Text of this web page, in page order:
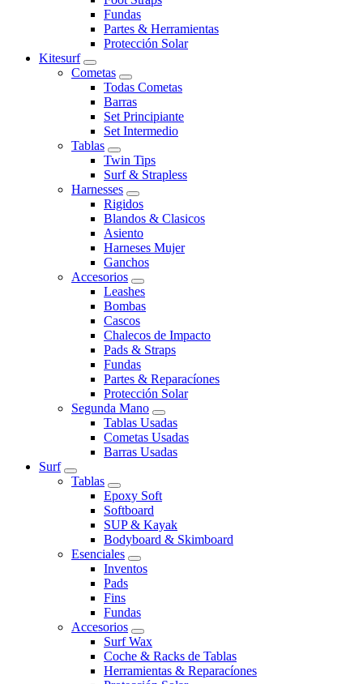
Fundas
Partes & Herramientas
Protección Solar
Kitesurf
Cometas
Todas Cometas
Barras
Set Principiante
Set Intermedio
Tablas
Twin Tips
Surf & Strapless
Harnesses
Rigidos
Blandos & Clasicos
Asiento
Harneses Mujer
Ganchos
Accesorios
Leashes
Bombas
Cascos
Chalecos de Impacto
Pads & Straps
Fundas
Partes & Reparacíones
Protección Solar
Segunda Mano
Tablas Usadas
Cometas Usadas
Barras Usadas
Surf
Tablas
Epoxy Soft
Softboard
SUP & Kayak
Bodyboard & Skimboard
Esenciales
Inventos
Pads
Fins
Fundas
Accesorios
Surf Wax
Coche & Racks de Tablas
Herramientas & Reparacíones